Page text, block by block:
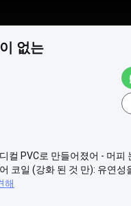
없는
PVC로 만들어졌어 - 머피
코일 (강화 된 것 만): 유연
해